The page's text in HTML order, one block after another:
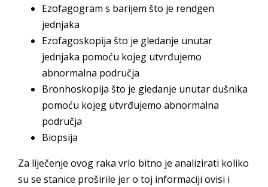
Ezofagogram s barijem što je rendgen
jednjaka
Ezofagoskopija što je gledanje unutar
jednjaka pomoću kojeg utvrđujemo
abnormalna područja
Bronhoskopija što je gledanje unutar dušnika
pomoću kojeg utvrđujemo abnormalna
područja
Biopsija
Za liječenje ovog raka vrlo bitno je analizirati koliko
su se stanice proširile jer o toj informaciji ovisi i